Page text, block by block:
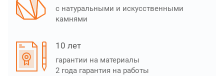
с натуральными и искусственными
камнями
10 лет
гарантии на материалы
2 года гарантия на работы